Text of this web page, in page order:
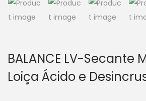
BALANCE LV-Secante
Loiça Ácido e